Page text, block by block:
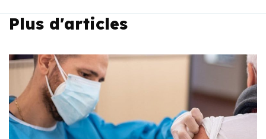
Plus d'articles